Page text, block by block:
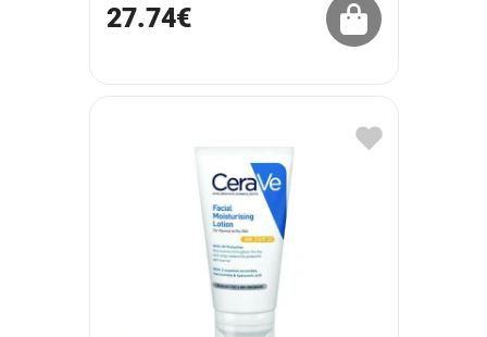
27.74€